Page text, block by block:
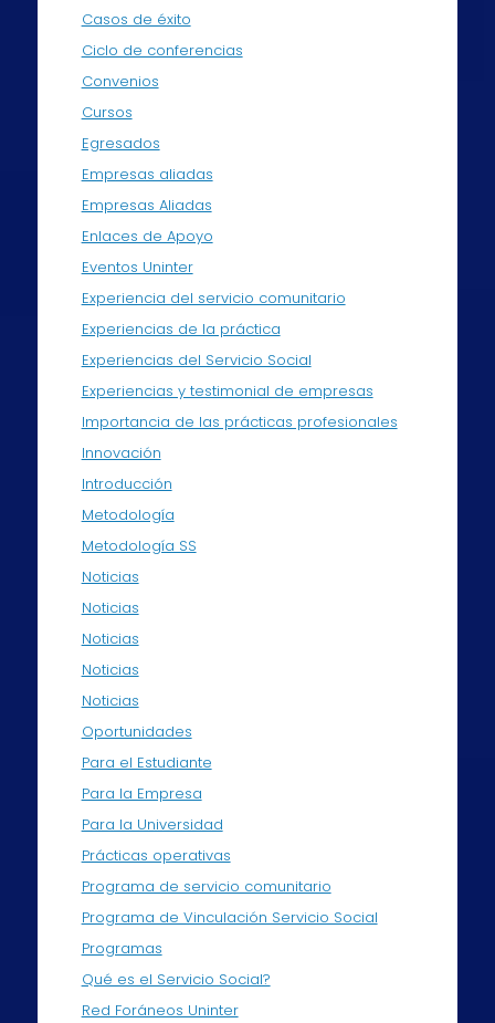
Casos de éxito
Ciclo de conferencias
Convenios
Cursos
Egresados
Empresas aliadas
Empresas Aliadas
Enlaces de Apoyo
Eventos Uninter
Experiencia del servicio comunitario
Experiencias de la práctica
Experiencias del Servicio Social
Experiencias y testimonial de empresas
Importancia de las prácticas profesionales
Innovación
Introducción
Metodología
Metodología SS
Noticias
Noticias
Noticias
Noticias
Noticias
Oportunidades
Para el Estudiante
Para la Empresa
Para la Universidad
Prácticas operativas
Programa de servicio comunitario
Programa de Vinculación Servicio Social
Programas
Qué es el Servicio Social?
Red Foráneos Uninter